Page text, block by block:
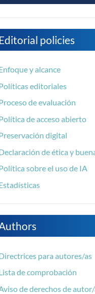
policies
y alcance
editoriales
de evaluación
de acceso abierto
digital
de ética y
sobre el uso de IA
para autores/as
de comprobación
de derechos de